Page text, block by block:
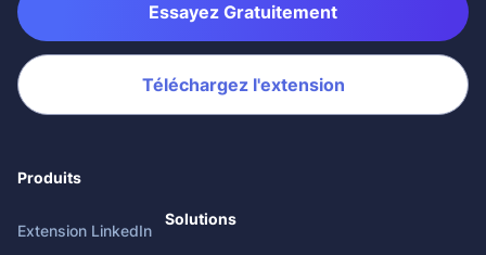
Essayez Gratuitement
Téléchargez l'extension
Produits
Extension LinkedIn
Solutions